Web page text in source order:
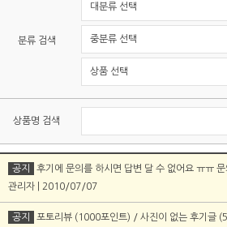
분류 검색
상품명 검색
공지
후기에 문의를 하시면 답변 달 수 없어요 ㅠㅠ
관리자 | 2010/07/07
공지
포토리뷰 (1000포인트) / 사진이 없는 후기글